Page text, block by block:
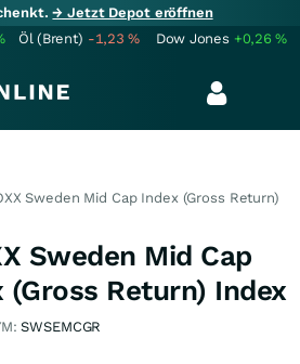
→ Jetzt Depot eröffnen
Öl (Brent) -1,23% Dow Jones +0,26%
Sweden Mid Cap Index (Gross Return)
Sweden Mid Cap
(Gross Return) Index
SWSEMCGR